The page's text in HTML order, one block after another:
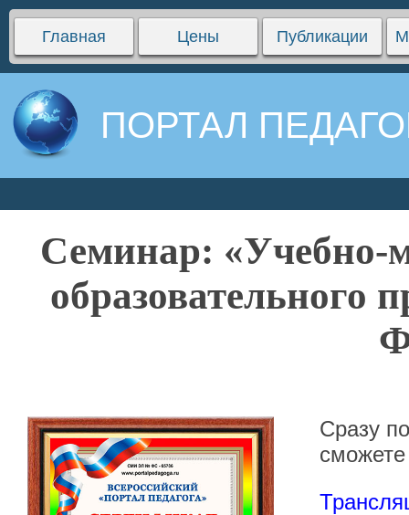
Главная Цены Публикации
ПОРТАЛ
Семинар: «Учебно-
образовательного
Сразу